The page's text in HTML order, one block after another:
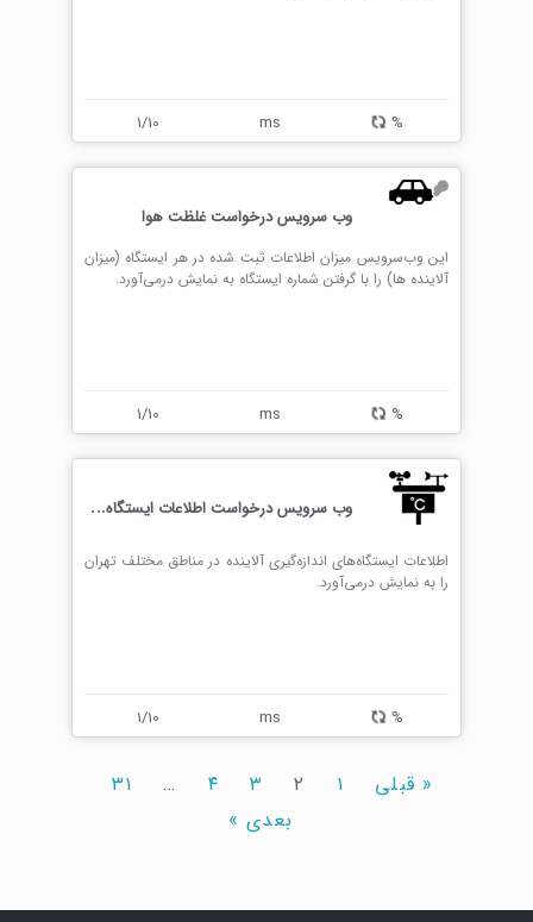
%
ms
1/10
وب سرویس درخواست غلظت هوا
این وب‌سرویس میزان اطلاعات ثبت شده در هر ایستگاه (میزان
آلاینده ها) را با گرفتن شماره ایستگاه به نمایش درمی‌آورد.
%
ms
1/10
و
ب سرویس درخواست اطلاعات ایستگاه های هوا
اطلاعات ایستگاه‌های اندازه‌گیری آلاینده در مناطق مختلف تهران
را به نمایش درمی‌آورد.
%
ms
1/10
« قبلی ۱ ۲ ۳ ۴ …
۳۱
بعدی »